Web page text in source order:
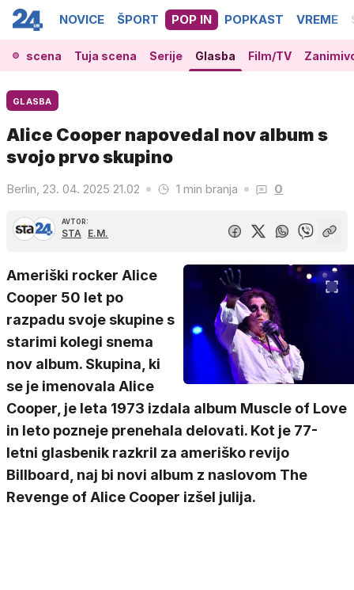
NOVICE ŠPORT POP IN POPKAST VREME
scena Tuja scena Serije Glasba Film/TV
GLASBA
Alice Cooper napovedal nov album s
svojo prvo skupino
Berlin, 23. 04. 2025 21.02 1 min branja 0
AVTOR:
STA E.M.
Ameriški rocker Alice
Cooper 50 let po
razpadu svoje skupine s
starimi kolegi snema
nov album. Skupina, ki
se je imenovala Alice
Cooper, je leta 1973 izdala album Muscle of Love
in leto pozneje prenehala delovati. Kot je 77-
letni glasbenik razkril za ameriško revijo
Billboard, naj bi novi album z naslovom The
Revenge of Alice Cooper izšel julija.